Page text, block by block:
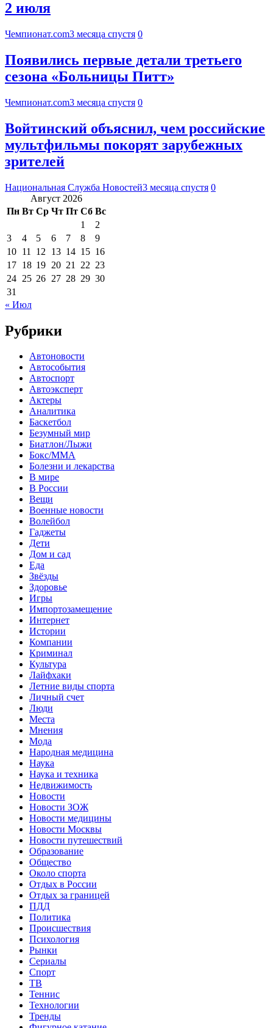
2 июля
Чемпионат.com3 месяца спустя 0
Появились первые детали третьего
сезона «Больницы Питт»
Чемпионат.com3 месяца спустя 0
Войтинский объяснил, чем российские
мультфильмы покорят зарубежных
зрителей
Национальная Служба Новостей3 месяца спустя 0
Август 2026
Пн Вт Ср Чт Пт Сб Вс
1
2
3
4 5 6 7 8
9
10 11 12 13 14 15 16
17 18 19 20 21 22 23
24 25 26 27 28 29 30
31
« Июл
Рубрики
Автоновости
Автособытия
Автоспорт
Автоэксперт
Актеры
Аналитика
Баскетбол
Безумный мир
Биатлон/Лыжи
Бокс/MMA
Болезни и лекарства
В мире
В России
Вещи
Военные новости
Волейбол
Гаджеты
Дети
Дом и сад
Еда
Звёзды
Здоровье
Игры
Импортозамещение
Интернет
Истории
Компании
Криминал
Культура
Лайфхаки
Летние виды спорта
Личный счет
Люди
Места
Мнения
Мода
Народная медицина
Наука
Наука и техника
Недвижимость
Новости
Новости ЗОЖ
Новости медицины
Новости Москвы
Новости путешествий
Образование
Общество
Около спорта
Отдых в России
Отдых за границей
ПДД
Политика
Происшествия
Психология
Рынки
Сериалы
Спорт
ТВ
Теннис
Технологии
Тренды